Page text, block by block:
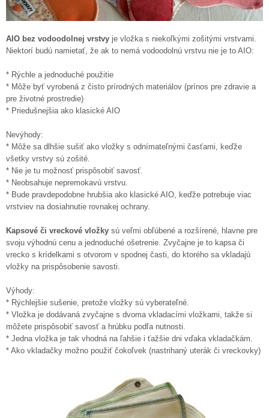
AIO bez vodoodolnej vrstvy je vložka s niekoľkými zošitými vrstvami.
Niektorí budú namietať, že ak to nemá vodoodolnú vrstvu nie je to AIO:
* Rýchle a jednoduché použitie
* Môže byť vyrobená z čisto prírodných materiálov (prínos pre zdravie a
pre životné prostredie)
* Priedušnejšia ako klasické AIO
Nevýhody:
* Môže sa dlhšie sušiť ako vložky s odnímateľnými časťami, keďže
všetky vrstvy sú zošité.
* Nie je tu možnosť prispôsobiť savosť.
* Neobsahuje nepremokavú vrstvu.
* Bude pravdepodobne hrubšia ako klasické AIO, keďže potrebuje viac
vrstviev na dosiahnutie rovnakej ochrany.
Kapsové či vreckové vložky sú veľmi obľúbené a rozšírené, hlavne pre
svoju výhodnú cenu a jednoduché ošetrenie. Zvyčajne je to kapsa či
vrecko s krídelkami s otvorom v spodnej časti, do ktorého sa vkladajú
vložky na prispôsobenie savosti.
Výhody:
* Rýchlejšie sušenie, pretože vložky sú vyberateľné.
* Vložka je dodávaná zvyčajne s dvoma vkladacími vložkami, takže si
môžete prispôsobiť savosť a hrúbku podľa nutnosti.
* Jedna vložka je tak vhodná na ľahšie i ťažšie dni vďaka vkladačkám.
* Ako vkladačky možno použiť čokoľvek (nastrihaný uterák či vreckovky)